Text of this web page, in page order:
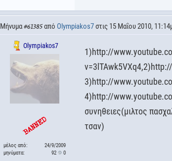
Μήνυμα #61385 από Olympiakos7στις 15 Μαΐου 2010,
Olympiakos7
μέλος από:
24/9/2009
μηνύματα:
92 0
1)http://
3)http://
4)http://
συνηθειες(μιλτος
τσαν)